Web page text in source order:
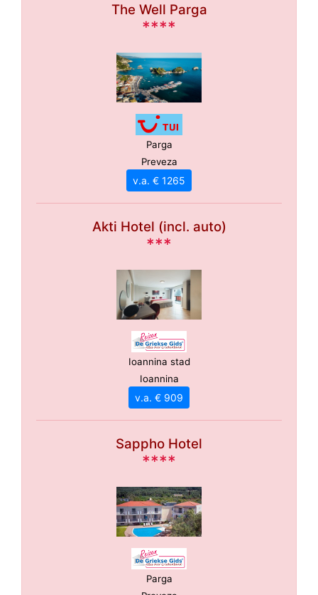
The Well Parga
****
Parga
Preveza
v.a. € 1265
Akti Hotel (incl. auto)
***
Ioannina stad
Ioannina
v.a. € 909
Sappho Hotel
****
Parga